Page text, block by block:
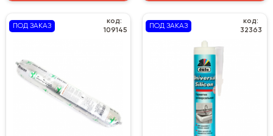
ПОД ЗАКАЗ
код:
109145
ПОД ЗАКАЗ
код:
32363